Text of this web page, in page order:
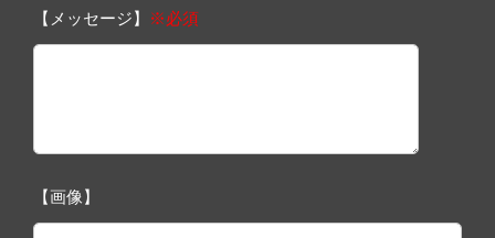
【メッセージ】 ※必須
【画像】